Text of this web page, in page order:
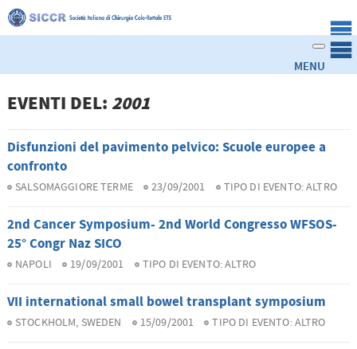
EVENTI DEL: 2001
Disfunzioni del pavimento pelvico: Scuole europee a
confronto
SALSOMAGGIORE TERME 23/09/2001 TIPO DI EVENTO:ALTRO
2nd Cancer Symposium- 2nd World Congresso WFSOS-
25° Congr Naz SICO
NAPOLI 19/09/2001 TIPO DI EVENTO:ALTRO
VII international small bowel transplant symposium
STOCKHOLM, SWEDEN 15/09/2001 TIPO DI EVENTO:ALTRO